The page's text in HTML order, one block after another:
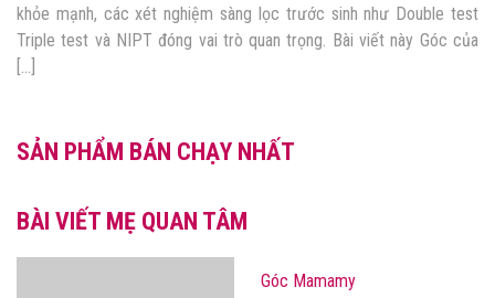
khỏe mạnh, các xét nghiệm sàng lọc trước sinh như Double test
Triple test và NIPT đóng vai trò quan trọng. Bài viết này Góc của
[…]
SẢN PHẨM BÁN CHẠY NHẤT
BÀI VIẾT MẸ QUAN TÂM
Góc Mamamy